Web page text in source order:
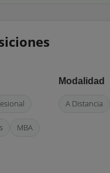
MBA
Modalidad
A Distancia